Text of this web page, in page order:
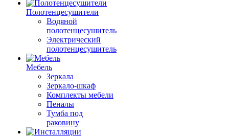
Полотенцесушители
Водяной
полотенцесушитель
Электрический
полотенцесушитель
Мебель
Зеркала
Зеркало-шкаф
Комплекты мебели
Пеналы
Тумба под
раковину